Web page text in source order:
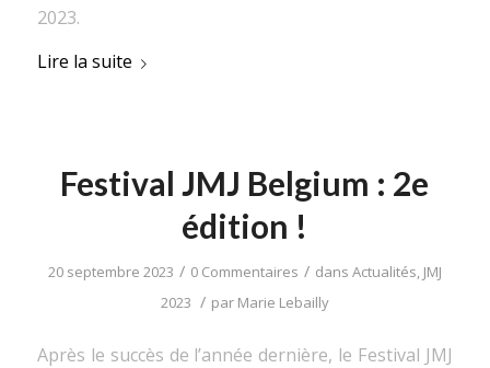
2023.
Lire la suite
Festival JMJ Belgium : 2e
édition !
20 septembre 2023 / 0 Commentaires / dans Actualités JMJ
2023 / par Marie Lebailly
Après le succès de l’année dernière, le Festival JMJ